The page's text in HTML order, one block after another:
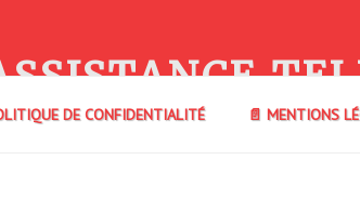
DE CONFIDENTIALITÉ 📄 MENTIONS